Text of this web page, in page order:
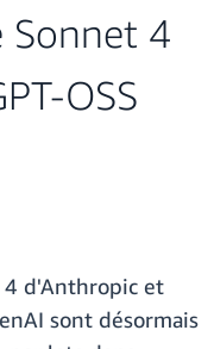
Sonnet 4
OSS
4 d'Anthropic et
sont désormais